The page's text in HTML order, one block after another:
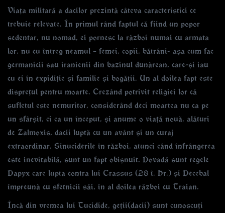
Viața militară a dacilor prezintă câteva caracteristici ce
trebuie relevate. În primul rând faptul că fiind un popor
sedentar, nu nomad, ei pornesc la război numai cu armata
lor, nu cu întreg neamul – femei, copii, bătrâni- așa cum fac
germanicii sau iranienii din bazinul dunărean, care-și iau
cu ei în expidiție și familie și bogății. Un al doilea fapt este
disprețul pentru moarte. Crezând potrivit religiei lor că
sufletul este nemuritor, considerând deci moartea nu ca pe
un sfârșit, ci ca un început, și anume o viață nouă, alături
de Zalmoxis, dacii luptă cu un avânt și un curaj
extraordinar. Sinuciderile în război, atunci când înfrângerea
este inevitabilă, sunt un fapt obișnuit. Dovadă sunt regele
Dapyx care lupta contra lui Crassus (28 î. Hr.) și Decebal
împreună cu sfetnicii săi, în al doilea război cu Traian.
Încă din vremea lui Tucidide, geții(dacii) sunt cunoscuți